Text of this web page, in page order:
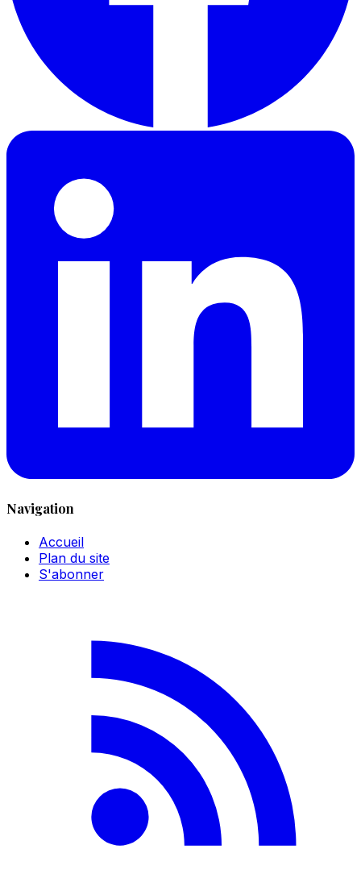
Navigation
Accueil
Plan du site
S'abonner